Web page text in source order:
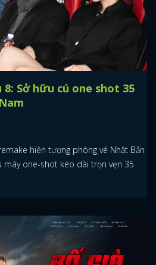
Sở hữu cú one shot 35
hiện tượng phòng vé Nhật Bản
máy one-shot kéo dài trọn vẹn 35